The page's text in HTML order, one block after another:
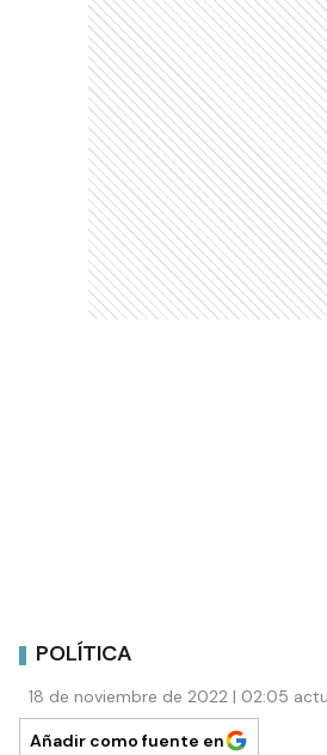
POLÍTICA
18 de noviembre de 2022 | 02:05
Añadir como fuente en